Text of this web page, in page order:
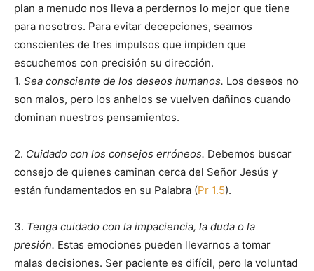
plan a menudo nos lleva a perdernos lo mejor que tiene
para nosotros. Para evitar decepciones, seamos
conscientes de tres impulsos que impiden que
escuchemos con precisión su dirección.
1. Sea consciente de los deseos humanos. Los deseos no
son malos, pero los anhelos se vuelven dañinos cuando
dominan nuestros pensamientos.
2. Cuidado con los consejos erróneos. Debemos buscar
consejo de quienes caminan cerca del Señor Jesús y
están fundamentados en su Palabra (Pr 1.5).
3. Tenga cuidado con la impaciencia, la duda o la
presión. Estas emociones pueden llevarnos a tomar
malas decisiones. Ser paciente es difícil, pero la voluntad